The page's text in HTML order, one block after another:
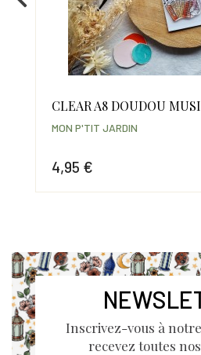
CLEAR A8 DOUDOU
4,95 €
MON P'TIT JARDIN
Inscrivez-vous à
recevez toutes